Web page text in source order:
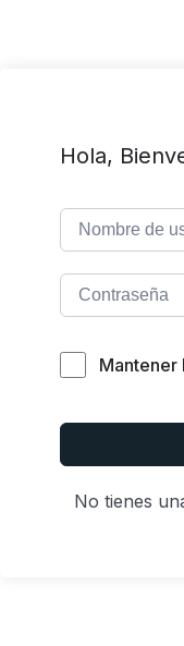
Hola,
Mantener
No tienes